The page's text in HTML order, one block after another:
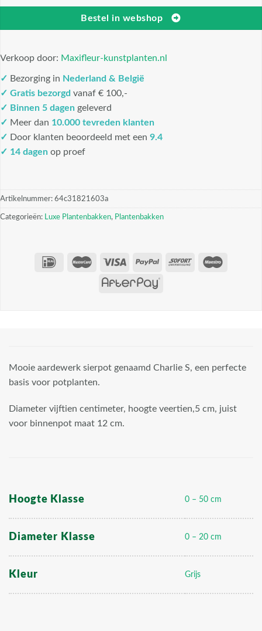
Bestel in webshop
Verkoop door: Maxifleur-kunstplanten.nl
✓ Bezorging in Nederland & België
✓ Gratis bezorgd vanaf € 100,-
✓ Binnen 5 dagen geleverd
✓ Meer dan 10.000 tevreden klanten
✓ Door klanten beoordeeld met een 9.4
✓ 14 dagen op proef
Artikelnummer: 64c31821603a
Categorieën: Luxe Plantenbakken, Plantenbakken
Mooie aardewerk sierpot genaamd Charlie S, een perfecte
basis voor potplanten.
Diameter vijftien centimeter, hoogte veertien,5 cm, juist
voor binnenpot maat 12 cm.
Hoogte Klasse 0 – 50 cm
Diameter Klasse 0 – 20 cm
Kleur Grijs